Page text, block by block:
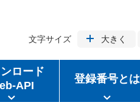
文字サイズ 大きく
ロード
API
登録番号とは